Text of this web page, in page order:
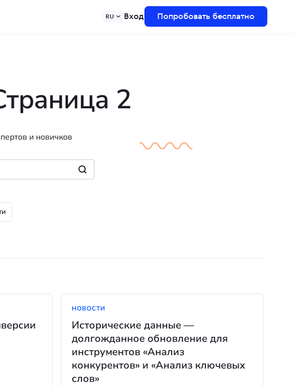
RU Вход Попробовать бесплатно
2
и новичков
НОВОСТИ
Исторические данные ―
долгожданное обновление для
инструментов «Анализ
конкурентов» и «Анализ ключевых
слов»